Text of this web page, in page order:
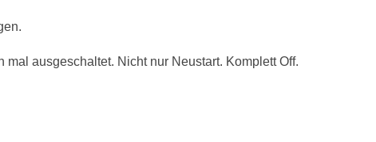
mal ausgeschaltet. Nicht nur Neustart. Komplett Off.